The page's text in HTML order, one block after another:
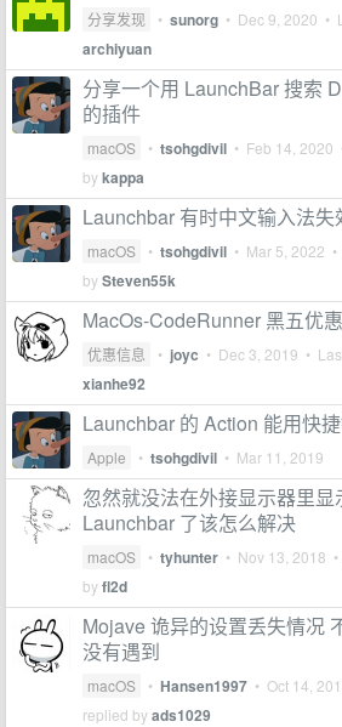
分享发现 • sunorg • Dec 9, 2020 •
archiyuan
分享一个用 LaunchBar 搜索
的插件
macOS • tsohgdivil • Feb 14, 2020
bykappa
Launchbar 有时中文输入法失
macOS • tsohgdivil • Mar 5, 2022
bySteven55k
MacOs-CodeRunner 黑五优惠
优惠信息 • joyc • Dec 3, 2019 •
xianhe92
Launchbar 的 Action 能用快捷
Apple • tsohgdivil • Mar 11, 2019
忽然就没法在外接显示器里显
Launchbar 了该怎么解决
macOS • tyhunter • Nov 13, 2018
byfl2d
Mojave 诡异的设置丢失情况
没有遇到
macOS • Hansen1997 • Oct 14,
replied byads1029